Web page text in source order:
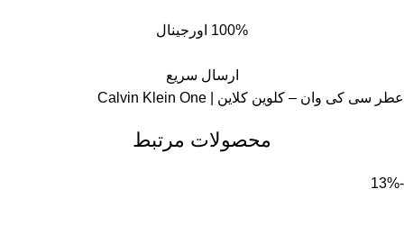
100% اورجینال
ارسال سریع
عطر سی کی وان – کلوین کلاین | Calvin Klein One
محصولات مرتبط
-13%